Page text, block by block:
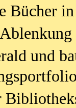
Bücher
und